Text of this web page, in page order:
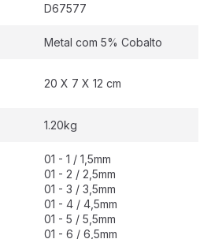
D67577
Metal com 5% Cobalto
20 X 7 X 12 cm
1.20kg
01 - 1 / 1,5mm
01 - 2 / 2,5mm
01 - 3 / 3,5mm
01 - 4 / 4,5mm
01 - 5 / 5,5mm
01 - 6 / 6,5mm